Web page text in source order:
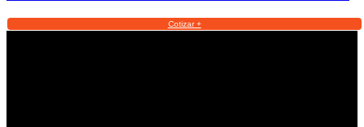
Cotizar +